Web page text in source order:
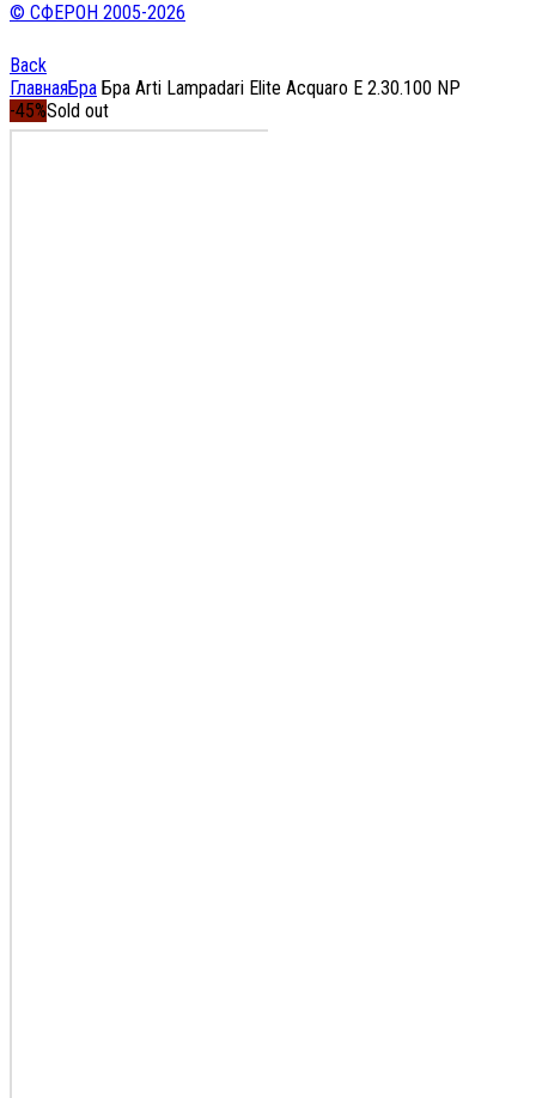
© СФЕРОН 2005-2026
Back
ГлавнаяБра Бра Arti Lampadari Elite Acquaro E 2.30.100 NP
-45%Sold out